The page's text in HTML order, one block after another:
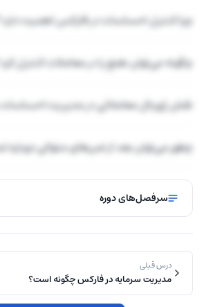
چرا کنترل احساسات در فارکس اهمیت دارد؟
چگونه می‌توان طمع را در معاملات کنترل کرد؟
نقش ژورنال معاملاتی در مدیریت
چطور می‌توان بعد از ضررهای متوالی دوباره
سرفصل‌های دوره
درس قبلی
مدیریت سرمایه در فارکس چگونه است؟